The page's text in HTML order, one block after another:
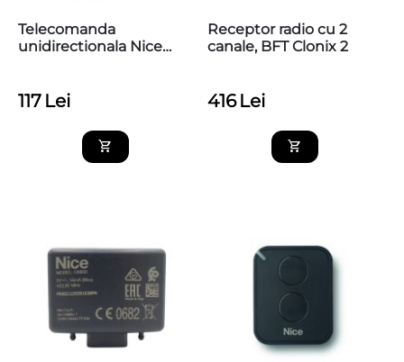
Telecomanda
unidirectionala Nice
117 Lei
Receptor radio cu 2
canale, BFT Clonix 2
416 Lei